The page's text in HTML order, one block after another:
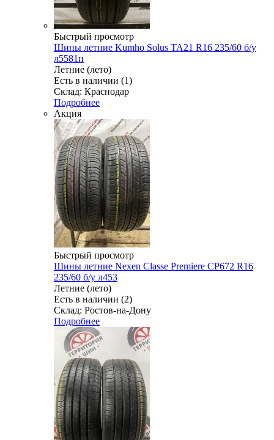
Быстрый просмотр
Шины летние Kumho Solus TA21 R16 235/60 б/у
л5581п
Летние (лето)
Есть в наличии (1)
Склад: Краснодар
Подробнее
Акция
Быстрый просмотр
Шины летние Nexen Classe Premiere CP672 R16
235/60 б/у л453
Летние (лето)
Есть в наличии (2)
Склад: Ростов-на-Дону
Подробнее